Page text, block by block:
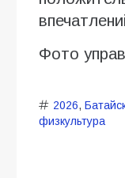
Фото
2026,
физкультура